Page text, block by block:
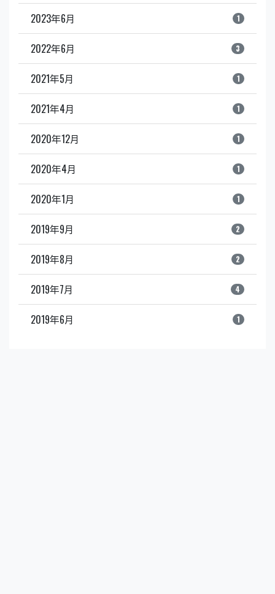
2023年6月 1
2022年6月 3
2021年5月 1
2021年4月 1
2020年12月 1
2020年4月 1
2020年1月 1
2019年9月 2
2019年8月 2
2019年7月 4
2019年6月 1